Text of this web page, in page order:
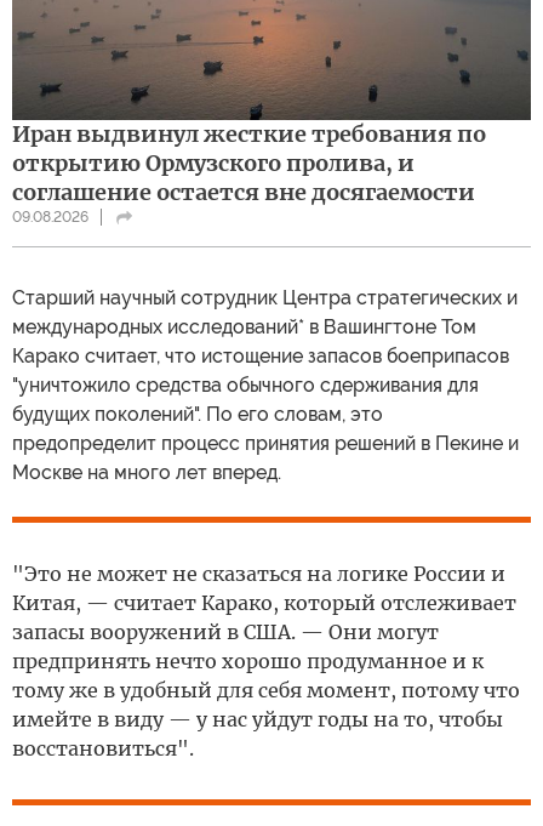
Иран выдвинул жесткие требования по
открытию Ормузского пролива, и
соглашение остается вне досягаемости
09.08.2026
Cтарший научный сотрудник Центра стратегических и
международных исследований* в Вашингтоне Том
Карако считает, что истощение запасов боеприпасов
"уничтожило средства обычного сдерживания для
будущих поколений". По его словам, это
предопределит процесс принятия решений в Пекине и
Москве на много лет вперед.
"Это не может не сказаться на логике России и
Китая, — считает Карако, который отслеживает
запасы вооружений в США. — Они могут
предпринять нечто хорошо продуманное и к
тому же в удобный для себя момент, потому что
имейте в виду — у нас уйдут годы на то, чтобы
восстановиться".